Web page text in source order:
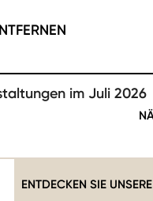
im Juli 2026
ENTDECKEN SIE UNSERE